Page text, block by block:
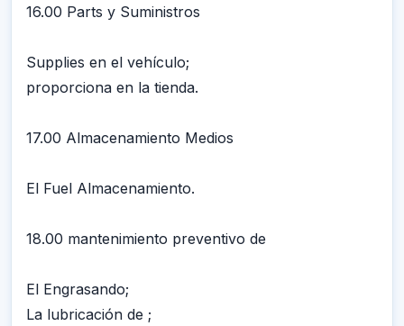
16.00 Parts y Suministros
Supplies en el vehículo;
proporciona en la tienda.
17.00 Almacenamiento Medios
El Fuel Almacenamiento.
18.00 mantenimiento preventivo de
El Engrasando;
La lubricación de ;